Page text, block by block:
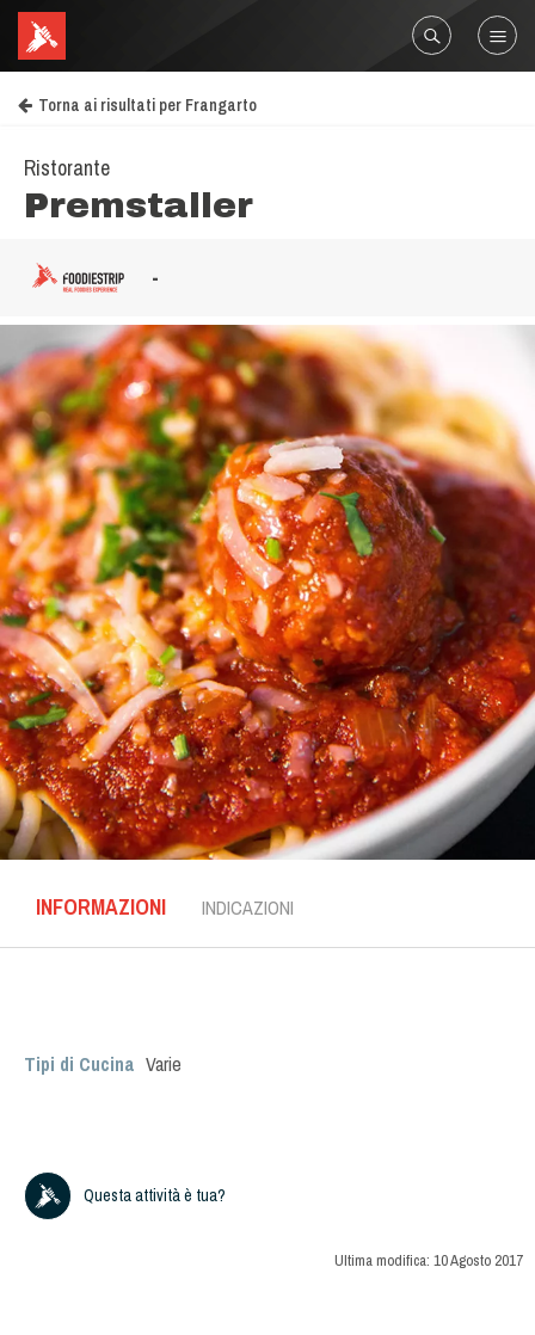
Torna ai risultati per Frangarto
Ristorante
Premstaller
-
INFORMAZIONI INDICAZIONI
Tipi di Cucina Varie
Questa attività è tua?
Ultima modifica: 10 Agosto 2017